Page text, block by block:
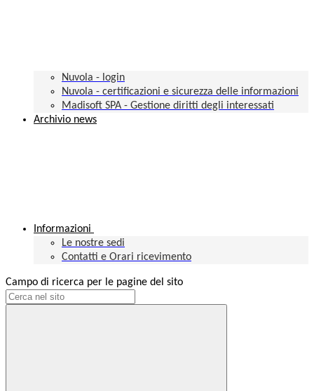
Nuvola - login
Nuvola - certificazioni e sicurezza delle informazioni
Madisoft SPA - Gestione diritti degli interessati
Archivio news
Informazioni
Le nostre sedi
Contatti e Orari ricevimento
Campo di ricerca per le pagine del sito